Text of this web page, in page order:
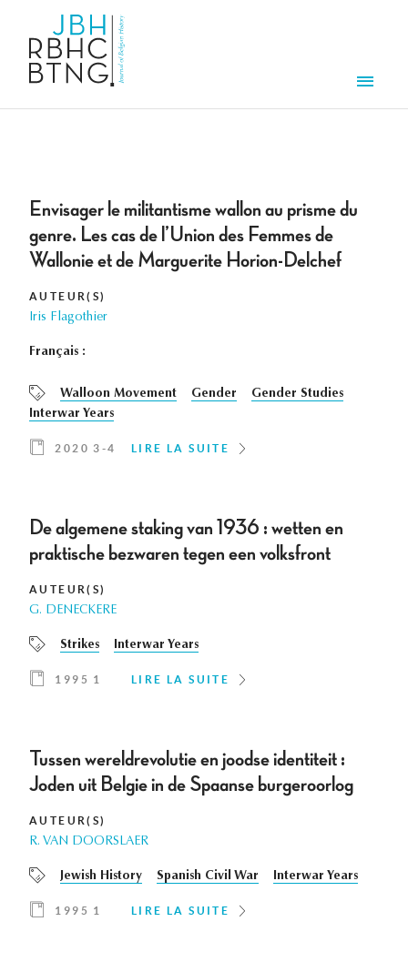
Envisager le militantisme wallon au prisme du
genre. Les cas de l’Union des Femmes de
Wallonie et de Marguerite Horion-Delchef
AUTEUR(S)
Iris Flagothier
Français :
Walloon Movement Gender
Gender Studies
Interwar Years
2020 3-4 LIRE LA SUITE
De algemene staking van 1936 : wetten en
praktische bezwaren tegen een volksfront
AUTEUR(S)
G. DENECKERE
Strikes Interwar Years
1995 1 LIRE LA SUITE
Tussen wereldrevolutie en joodse identiteit :
Joden uit Belgie in de Spaanse burgeroorlog
AUTEUR(S)
R. VAN DOORSLAER
Jewish History Spanish Civil War Interwar Years
1995 1 LIRE LA SUITE